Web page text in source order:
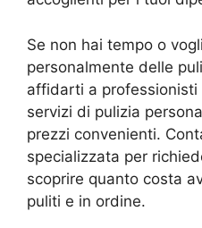
Se non hai tempo o
personalmente delle
affidarti a
servizi di pulizia
prezzi convenienti.
specializzata per
scoprire quanto costa
puliti e in ordine.